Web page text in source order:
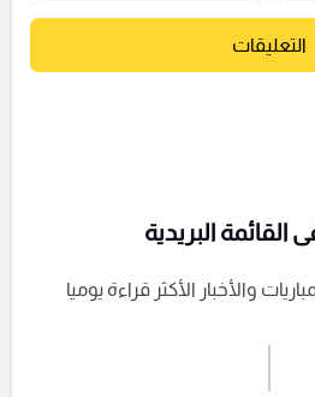
التعليقات
البريدية
والأخبار الأكثر قراءة يوميا